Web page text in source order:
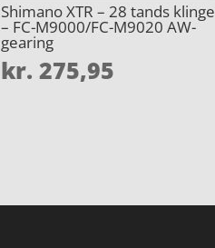
Shimano XTR – 28 tands klinge
– FC-M9000/FC-M9020 AW-
gearing
kr. 275,95